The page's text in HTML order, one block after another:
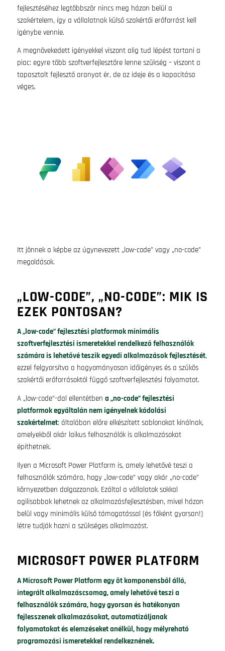
fejlesztéséhez legtöbbször nincs meg házon belül a
szakértelem, így a vállalatnak külső szakértői erőforrást kell
igénybe vennie.
A megnövekedett igényekkel viszont alig tud lépést tartani a
piac: egyre több szoftverfejlesztőre lenne szükség – viszont a
tapasztalt fejlesztő aranyat ér, de az ideje és a kapacitása
véges.
Itt jönnek a képbe az úgynevezett „low-code” vagy „no-code”
megoldások.
„LOW-CODE”, „NO-CODE”: MIK IS
EZEK PONTOSAN?
A „low-code” fejlesztési platformok minimális
szoftverfejlesztési ismeretekkel rendelkező felhasználók
számára is lehetővé teszik egyedi alkalmazások fejlesztését,
ezzel felgyorsítva a hagyományosan időigényes és a szűkös
szakértői erőforrásoktól függő szoftverfejlesztési folyamatot.
A „low-code”-dal ellentétben a „no-code” fejlesztési
platformok egyáltalán nem igényelnek kódolási
szakértelmet: általában előre elkészített sablonokat kínálnak,
amelyekből akár laikus felhasználók is alkalmazásokat
építhetnek.
Ilyen a Microsoft Power Platform is, amely lehetővé teszi a
felhasználók számára, hogy „low-code” vagy akár „no-code”
környezetben dolgozzanak. Ezáltal a vállalatok sokkal
agilisabbak lehetnek az alkalmazásfejlesztésben, mivel házon
belül vagy minimális külső támogatással (és főként gyorsan!)
létre tudják hozni a szükséges alkalmazást.
MICROSOFT POWER PLATFORM
A Microsoft Power Platform egy öt komponensből álló,
integrált alkalmazáscsomag, amely lehetővé teszi a
felhasználók számára, hogy gyorsan és hatékonyan
fejlesszenek alkalmazásokat, automatizáljanak
folyamatokat és elemzéseket anélkül, hogy mélyreható
programozási ismeretekkel rendelkeznének.